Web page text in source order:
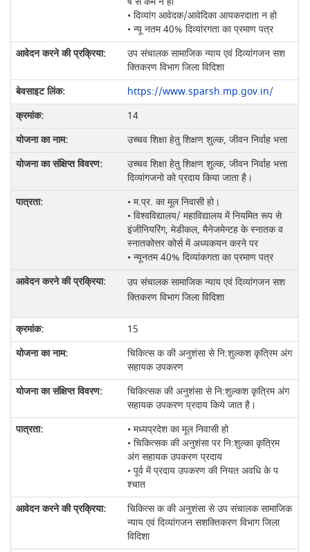
• दिव्यांग आवेदक/आवेदिका आयकरदाता न हो
• न्यू नतम 40% दिव्यांरगता का प्रमाण पत्र
उप संचालक सामाजिक न्‍याय एवं दिव्‍यांगजन सश
क्तिकरण विभाग जिला विदिशा
https://www.sparsh.mp.gov.in/
14
उच्चव शिक्षा हेतु शिक्षण शुल्क, जीवन निर्वाह भत्ता
उच्चव शिक्षा हेतु शिक्षण शुल्क, जीवन निर्वाह भत्ता
दिव्‍यांगजनो को प्रदाय किया जाता है।
• म.प्र. का मूल निवासी हो।
• विश्वविद्यालय/ महाविद्यालय में नियमित रूप से
इंजीनियरिंग, मेडीकल, मैनेजमेन्टह के स्नातक व
स्नातकोत्तर कोर्स में अध्यकयन करने पर
• न्यू‍नतम 40% दिव्यांकगता का प्रमाण पत्र
उप संचालक सामाजिक न्‍याय एवं दिव्‍यांगजन सश
क्तिकरण विभाग जिला विदिशा
15
चिकित्स क की अनुशंसा से नि:शुल्कश कृत्रिम अंग
सहायक उपकरण
चिकित्सक की अनुशंसा से नि:शुल्कश कृत्रिम अंग
सहायक उपकरण प्रदाय किये जात है।
• मध्यप्रदेश का मूल निवासी हो
• चिकित्सक की अनुशंसा पर नि:शुल्का कृत्रिम
अंग सहायक उपकरण प्रदाय
• पूर्व में प्रदाय उपकरण की नियत अवधि के प
श्चात
चिकित्स क की अनुशंसा से उप संचालक सामाजिक
न्‍याय एवं दिव्‍यांगजन सशक्तिकरण विभाग जिला
विदिशा